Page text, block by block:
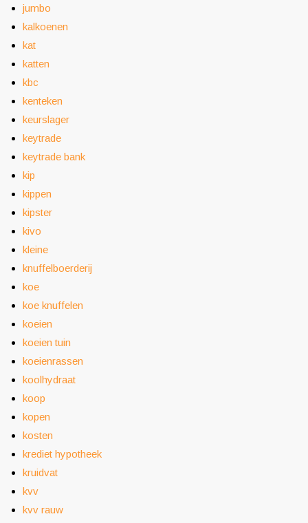
jumbo
kalkoenen
kat
katten
kbc
kenteken
keurslager
keytrade
keytrade bank
kip
kippen
kipster
kivo
kleine
knuffelboerderij
koe
koe knuffelen
koeien
koeien tuin
koeienrassen
koolhydraat
koop
kopen
kosten
krediet hypotheek
kruidvat
kvv
kvv rauw